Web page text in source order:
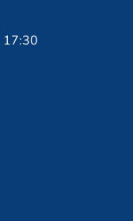
17:30